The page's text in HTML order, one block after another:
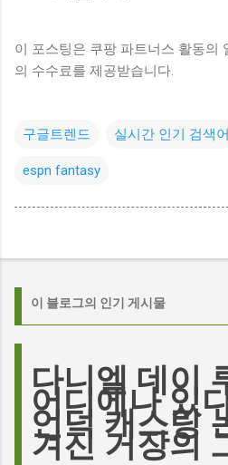
이 포스팅은 쿠팡 파트너스 활동의
의 수수료를 제공받습니다.
구글트렌드 실시간 인기 검색어
espn fantasy
이 블로그의 인기 게시물
다니엘 데이
어디에나 있
언덕 캐스팅
겨진 거장의